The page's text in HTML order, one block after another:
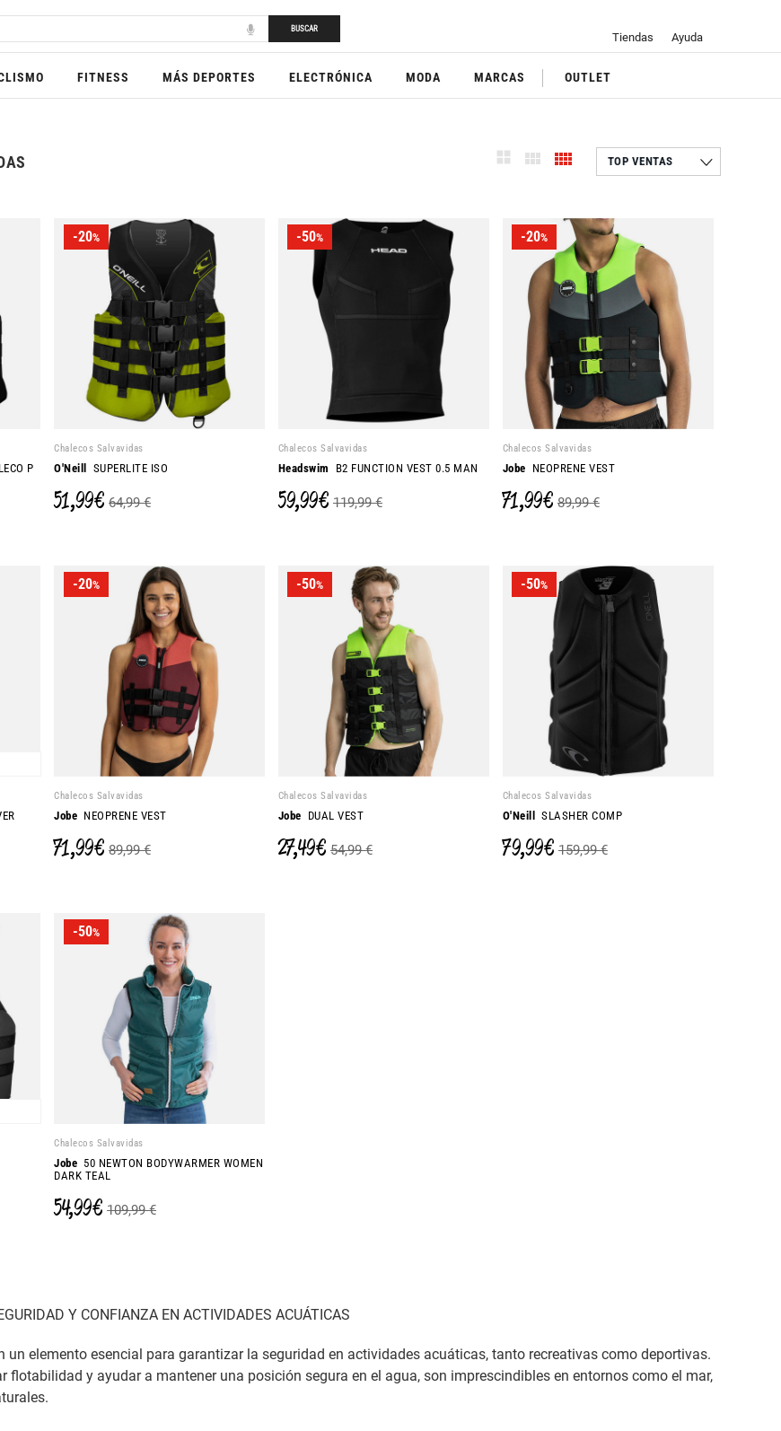
BUSCAR
Tiendas Ayuda
FITNESS MÁS DEPORTES ELECTRÓNICA MODA MARCAS OUTLET
P
-20%
Chalecos Salvavidas
O'Neill SUPERLITE ISO
51,99 € 64,99 €
-50%
Chalecos Salvavidas
Headswim B2 FUNCTION VEST 0.5 MAN
59,99 € 119,99 €
-20%
Chalecos Salvavidas
Jobe NEOPRENE VEST
71,99 € 89,99 €
-20%
Chalecos Salvavidas
Jobe NEOPRENE VEST
71,99 € 89,99 €
-50%
Chalecos Salvavidas
Jobe DUAL VEST
27,49 € 54,99 €
-50%
Chalecos Salvavidas
O'Neill SLASHER COMP
79,99 € 159,99 €
-50%
Chalecos Salvavidas
Jobe 50 NEWTON BODYWARMER WOMEN
DARK TEAL
54,99 € 109,99 €
Y CONFIANZA EN ACTIVIDADES ACUÁTICAS
un elemento esencial para garantizar la seguridad en actividades acuáticas, tanto recreativas como deportivas.
flotabilidad y ayudar a mantener una posición segura en el agua, son imprescindibles en entornos como el mar,